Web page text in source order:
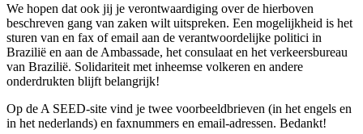
We hopen dat ook jij je verontwaardiging over de hierboven
beschreven gang van zaken wilt uitspreken. Een mogelijkheid is het
sturen van en fax of email aan de verantwoordelijke politici in
Brazilië en aan de Ambassade, het consulaat en het verkeersbureau
van Brazilië. Solidariteit met inheemse volkeren en andere
onderdrukten blijft belangrijk!
Op de A SEED-site vind je twee voorbeeldbrieven (in het engels en
in het nederlands) en faxnummers en email-adressen. Bedankt!